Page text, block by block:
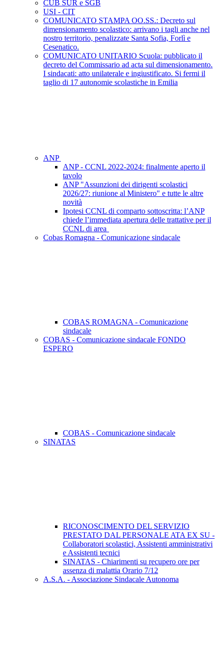
CUB SUR e SGB
USI - CIT
COMUNICATO STAMPA OO.SS.: Decreto sul
dimensionamento scolastico: arrivano i tagli anche nel
nostro territorio, penalizzate Santa Sofia, Forlì e
Cesenatico.
COMUNICATO UNITARIO Scuola: pubblicato il
decreto del Commissario ad acta sul dimensionamento.
I sindacati: atto unilaterale e ingiustificato. Si fermi il
taglio di 17 autonomie scolastiche in Emilia
ANP
ANP - CCNL 2022-2024: finalmente aperto il
tavolo
ANP "Assunzioni dei dirigenti scolastici
2026/27: riunione al Ministero" e tutte le altre
novità
Ipotesi CCNL di comparto sottoscritta: l’ANP
chiede l’immediata apertura delle trattative per il
CCNL di area
Cobas Romagna - Comunicazione sindacale
COBAS ROMAGNA - Comunicazione
sindacale
COBAS - Comunicazione sindacale FONDO
ESPERO
COBAS - Comunicazione sindacale
SINATAS
RICONOSCIMENTO DEL SERVIZIO
PRESTATO DAL PERSONALE ATA EX SU -
Collaboratori scolastici, Assistenti amministrativi
e Assistenti tecnici
SINATAS - Chiarimenti su recupero ore per
assenza di malattia Orario 7/12
A.S.A. - Associazione Sindacale Autonoma